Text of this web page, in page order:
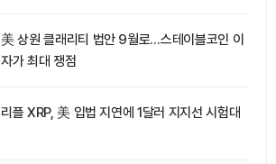
美 상원 클래리티 법안 9월로…스테이블코인 이
자가 최대 쟁점
리플 XRP, 美 입법 지연에 1달러 지지선 시험대